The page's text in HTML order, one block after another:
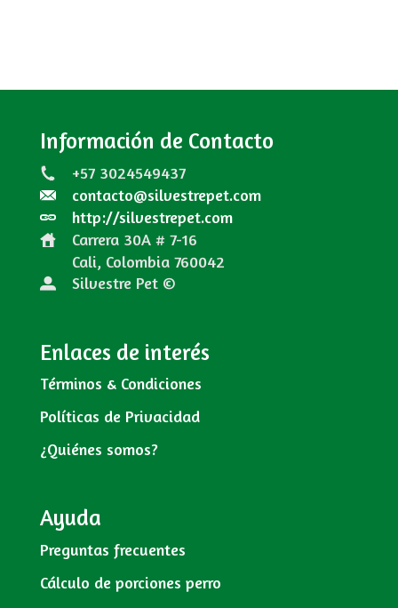
Información de Contacto
+57 3024549437
contacto@silvestrepet.com
http://silvestrepet.com
Carrera 30A # 7-16
Cali, Colombia 760042
Silvestre Pet ©
Enlaces de interés
Términos & Condiciones
Políticas de Privacidad
¿Quiénes somos?
Ayuda
Preguntas frecuentes
Cálculo de porciones perro